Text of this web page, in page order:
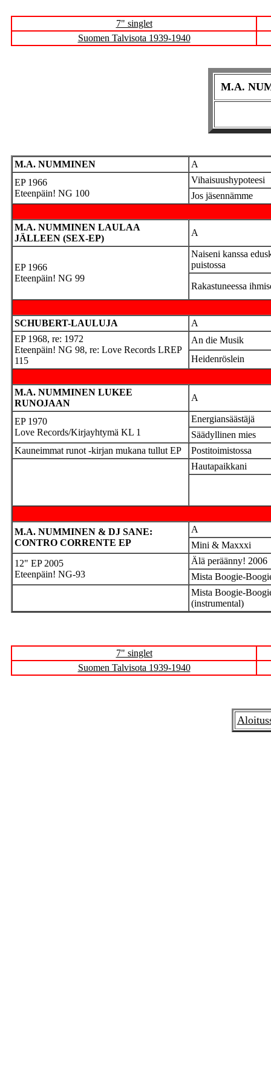
7" singlet
Suomen Talvisota 1939-1940
M.A.
M.A. NUMMINEN
A
EP 1966
Eteenpäin! NG 100
Vihaisuushypoteesi
Jos jäsennämme
M.A. NUMMINEN LAULAA
JÄLLEEN (SEX-EP)
A
EP 1966
Eteenpäin! NG 99
Naiseni kanssa
puistossa
Rakastuneessa
SCHUBERT-LAULUJA
A
EP 1968, re: 1972
Eteenpäin! NG 98, re: Love Records LREP
115
An die Musik
Heidenröslein
M.A. NUMMINEN LUKEE
RUNOJAAN
A
EP 1970
Love Records/Kirjayhtymä KL 1
Energiansäästäjä
Säädyllinen mies
Kauneimmat runot -kirjan mukana tullut EP
Postitoimistossa
Hautapaikkani
M.A. NUMMINEN & DJ SANE:
CONTRO CORRENTE EP
A
Mini & Maxxxi
12" EP 2005
Eteenpäin! NG-93
Älä peräänny! 2006
Mista Boogie-
Mista Boogie-
(instrumental)
7" singlet
Suomen Talvisota 1939-1940